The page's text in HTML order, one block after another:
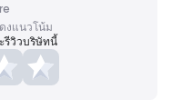
งแนวโน้ม
รีวิวบริษัทนี้